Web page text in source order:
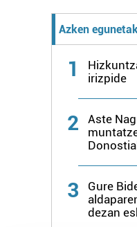
Azken
1
irizpide
2
Aste
3
Gure
dezan